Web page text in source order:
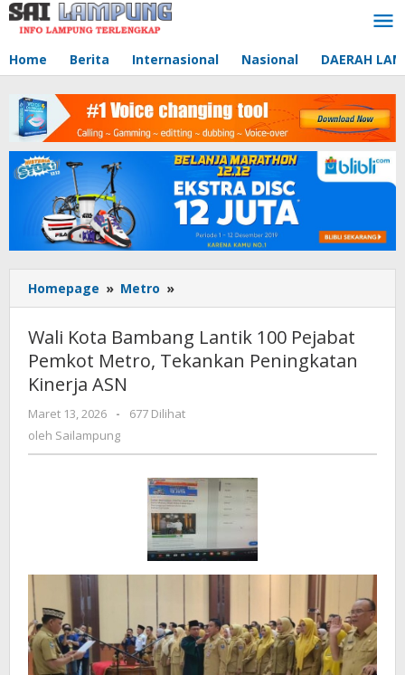
Lewati
Home Berita Internasional Nasional DAERAH
Homepage » Metro »
Kota
Lantik
100
Metro,
Peningkatan
Kinerja
ASN
Wali Kota Bambang Lantik 100 Pejabat
Pemkot Metro, Tekankan Peningkatan
Kinerja ASN
Maret 13, 2026
oleh
Sailampung
-
677 Dilihat
oleh Sailampung